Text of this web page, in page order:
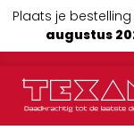
Plaats je
augustus